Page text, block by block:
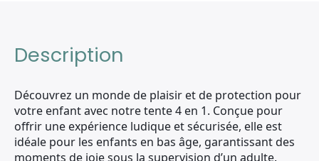
Description
Découvrez un monde de plaisir et de protection pour
votre enfant avec notre tente 4 en 1. Conçue pour
offrir une expérience ludique et sécurisée, elle est
idéale pour les enfants en bas âge, garantissant des
moments de joie sous la supervision d’un adulte.